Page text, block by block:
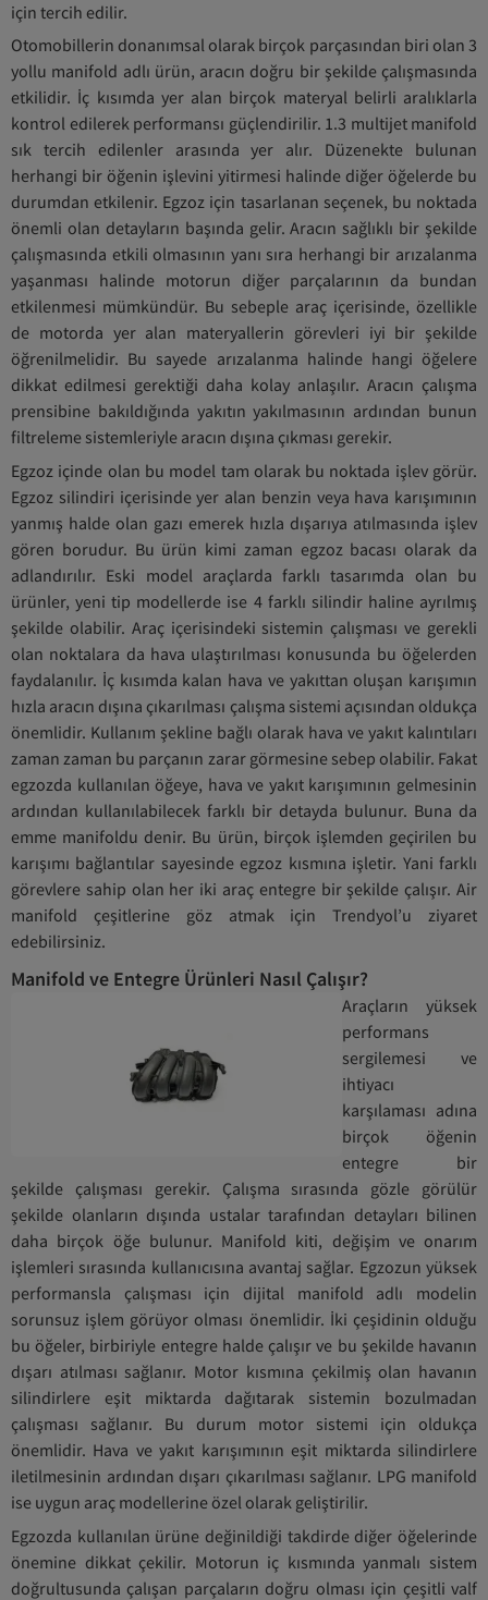
için tercih edilir.
Otomobillerin donanımsal olarak birçok parçasından biri olan 3
yollu manifold adlı ürün, aracın doğru bir şekilde çalışmasında
etkilidir. İç kısımda yer alan birçok materyal belirli aralıklarla
kontrol edilerek performansı güçlendirilir. 1.3 multijet manifold
sık tercih edilenler arasında yer alır. Düzenekte bulunan
herhangi bir öğenin işlevini yitirmesi halinde diğer öğelerde bu
durumdan etkilenir. Egzoz için tasarlanan seçenek, bu noktada
önemli olan detayların başında gelir. Aracın sağlıklı bir şekilde
çalışmasında etkili olmasının yanı sıra herhangi bir arızalanma
yaşanması halinde motorun diğer parçalarının da bundan
etkilenmesi mümkündür. Bu sebeple araç içerisinde, özellikle
de motorda yer alan materyallerin görevleri iyi bir şekilde
öğrenilmelidir. Bu sayede arızalanma halinde hangi öğelere
dikkat edilmesi gerektiği daha kolay anlaşılır. Aracın çalışma
prensibine bakıldığında yakıtın yakılmasının ardından bunun
filtreleme sistemleriyle aracın dışına çıkması gerekir.
Egzoz içinde olan bu model tam olarak bu noktada işlev görür.
Egzoz silindiri içerisinde yer alan benzin veya hava karışımının
yanmış halde olan gazı emerek hızla dışarıya atılmasında işlev
gören borudur. Bu ürün kimi zaman egzoz bacası olarak da
adlandırılır. Eski model araçlarda farklı tasarımda olan bu
ürünler, yeni tip modellerde ise 4 farklı silindir haline ayrılmış
şekilde olabilir. Araç içerisindeki sistemin çalışması ve gerekli
olan noktalara da hava ulaştırılması konusunda bu öğelerden
faydalanılır. İç kısımda kalan hava ve yakıttan oluşan karışımın
hızla aracın dışına çıkarılması çalışma sistemi açısından oldukça
önemlidir. Kullanım şekline bağlı olarak hava ve yakıt kalıntıları
zaman zaman bu parçanın zarar görmesine sebep olabilir. Fakat
egzozda kullanılan öğeye, hava ve yakıt karışımının gelmesinin
ardından kullanılabilecek farklı bir detayda bulunur. Buna da
emme manifoldu denir. Bu ürün, birçok işlemden geçirilen bu
karışımı bağlantılar sayesinde egzoz kısmına işletir. Yani farklı
görevlere sahip olan her iki araç entegre bir şekilde çalışır. Air
manifold çeşitlerine göz atmak için Trendyol’u ziyaret
edebilirsiniz.
Manifold ve Entegre Ürünleri Nasıl Çalışır?
Araçların yüksek
performans
sergilemesi ve
ihtiyacı
karşılaması adına
birçok öğenin
entegre bir
şekilde çalışması gerekir. Çalışma sırasında gözle görülür
şekilde olanların dışında ustalar tarafından detayları bilinen
daha birçok öğe bulunur. Manifold kiti, değişim ve onarım
işlemleri sırasında kullanıcısına avantaj sağlar. Egzozun yüksek
performansla çalışması için dijital manifold adlı modelin
sorunsuz işlem görüyor olması önemlidir. İki çeşidinin olduğu
bu öğeler, birbiriyle entegre halde çalışır ve bu şekilde havanın
dışarı atılması sağlanır. Motor kısmına çekilmiş olan havanın
silindirlere eşit miktarda dağıtarak sistemin bozulmadan
çalışması sağlanır. Bu durum motor sistemi için oldukça
önemlidir. Hava ve yakıt karışımının eşit miktarda silindirlere
iletilmesinin ardından dışarı çıkarılması sağlanır. LPG manifold
ise uygun araç modellerine özel olarak geliştirilir.
Egzozda kullanılan ürüne değinildiği takdirde diğer öğelerinde
önemine dikkat çekilir. Motorun iç kısmında yanmalı sistem
doğrultusunda çalışan parçaların doğru olması için çeşitli valf